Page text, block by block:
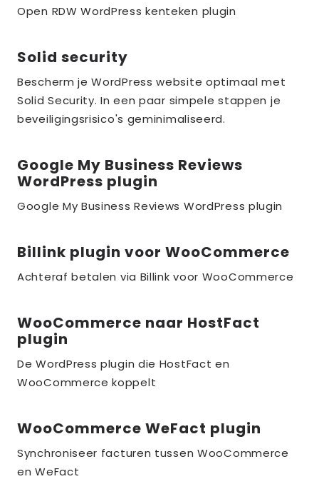
over
Open RDW WordPress kenteken plugin
Lees
meer
over
the_title;
Solid security
Bescherm je WordPress website optimaal met
Solid Security. In een paar simpele stappen je
beveiligingsrisico's geminimaliseerd.
Lees
meer
over
Google My Business Reviews
WordPress plugin
Google My Business Reviews WordPress plugin
Lees
meer
Billink plugin voor WooCommerce
Achteraf betalen via Billink voor WooCommerce
Lees
meer
over
the_title;
WooCommerce naar HostFact
plugin
De WordPress plugin die HostFact en
WooCommerce koppelt
Lees
meer
over
WooCommerce WeFact plugin
Synchroniseer facturen tussen WooCommerce
en WeFact